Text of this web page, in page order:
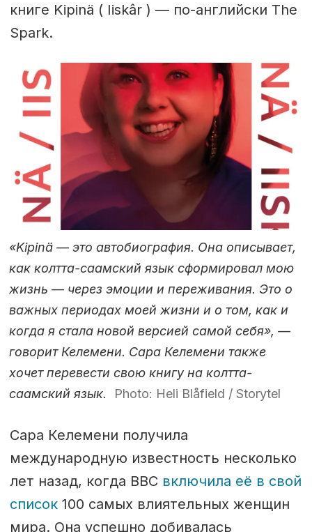
книге Kipinä ( Iiskâr ) — по-английски The
Spark.
«Kipinä — это автобиография. Она описывает,
как колтта-саамский язык сформировал мою
жизнь — через эмоции и переживания. Это о
важных периодах моей жизни и о том, как и
когда я стала новой версией самой себя», —
говорит Келемени. Сара Келемени также
хочет перевести свою книгу на колтта-
саамский язык.
Photo: Heli Blåfield / Storytel
Сара Келемени получила
международную известность несколько
лет назад, когда BBC включила её в свой
список100 самых влиятельных женщин
мира. Она успешно добивалась